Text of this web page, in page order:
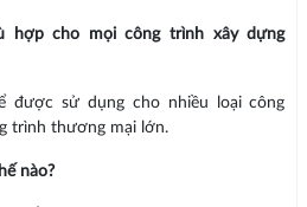
hợp cho mọi công trình xây dựng
được sử dụng cho nhiều loại công
trình thương mại lớn.
nào?